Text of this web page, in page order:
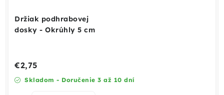
Držiak podhrabovej
dosky - Okrúhly 5 cm
Skladom - Doručenie 3 až 10 dní
€2,75